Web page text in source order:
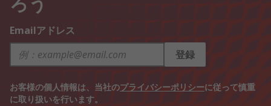
Emailアドレス
登録
お客様の個人情報は、当社のプライバシーポリシーに従って慎重
に取り扱いを行います。